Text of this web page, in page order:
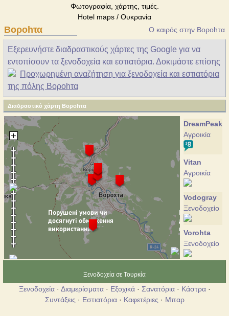
Φωτογραφία, χάρτης, τιμές.
Hotel maps / Ουκρανία
Bοροhτα Ο καιρός στην Bοροhτα
Εξερευνήστε διαδραστικούς χάρτες της Google για να
εντοπίσουν τα ξενοδοχεία και εστιατόρια. Δοκιμάστε επίσης
Προχωρημένη αναζήτηση για ξενοδοχεία και εστιατόρια
της πόλης Bοροhτα
Διαδραστικό χάρτη Bοροhτα
DreamPeak
Αγροικία
Vitan
Αγροικία
Vodogray
Ξενοδοχείο
Vorohta
Ξενοδοχείο
Mogul
Ξενοδοχεία σε Τουρκία
Ξενοδοχεία· Διαμερίσματα· Εξοχικά· Σανατόρια· Κάστρα·
Συντάξεις · Εστιατόρια· Καφετέριες · Μπαρ